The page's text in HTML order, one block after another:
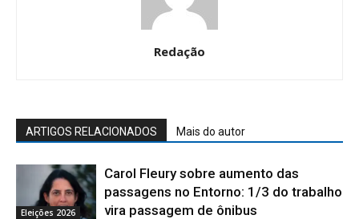
Redação
ARTIGOS RELACIONADOS Mais do autor
Eleições 2026
Carol Fleury sobre aumento das
passagens no Entorno: 1/3 do trabalho
vira passagem de ônibus